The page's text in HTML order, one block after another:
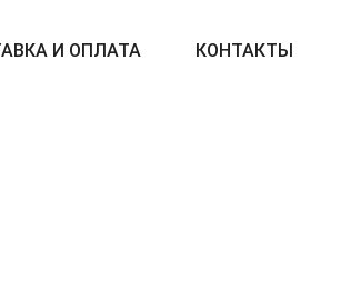
И ОПЛАТА КОНТАКТЫ